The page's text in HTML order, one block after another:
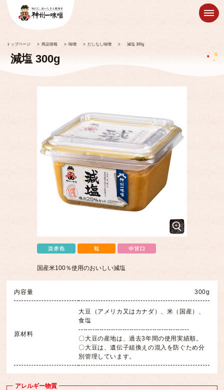
トップページ > 商品情報 >味噌 > だしなし味噌 > 減塩 300g
減塩 300g
国産米100％使用のおいしい減塩
内容量 300g
原材料
大豆（アメリカ又はカナダ）、米（国産）、
食塩
‐‐‐‐‐‐‐‐‐‐‐‐‐‐‐‐‐‐‐‐‐‐‐‐‐‐‐‐‐‐‐‐‐‐‐‐‐‐‐‐‐‐‐‐‐‐‐‐
〇大豆の産地は、過去3年間の使用実績順。
〇大豆は、遺伝子組換えの混入を防ぐため分
別管理しています。
アレルギー物質